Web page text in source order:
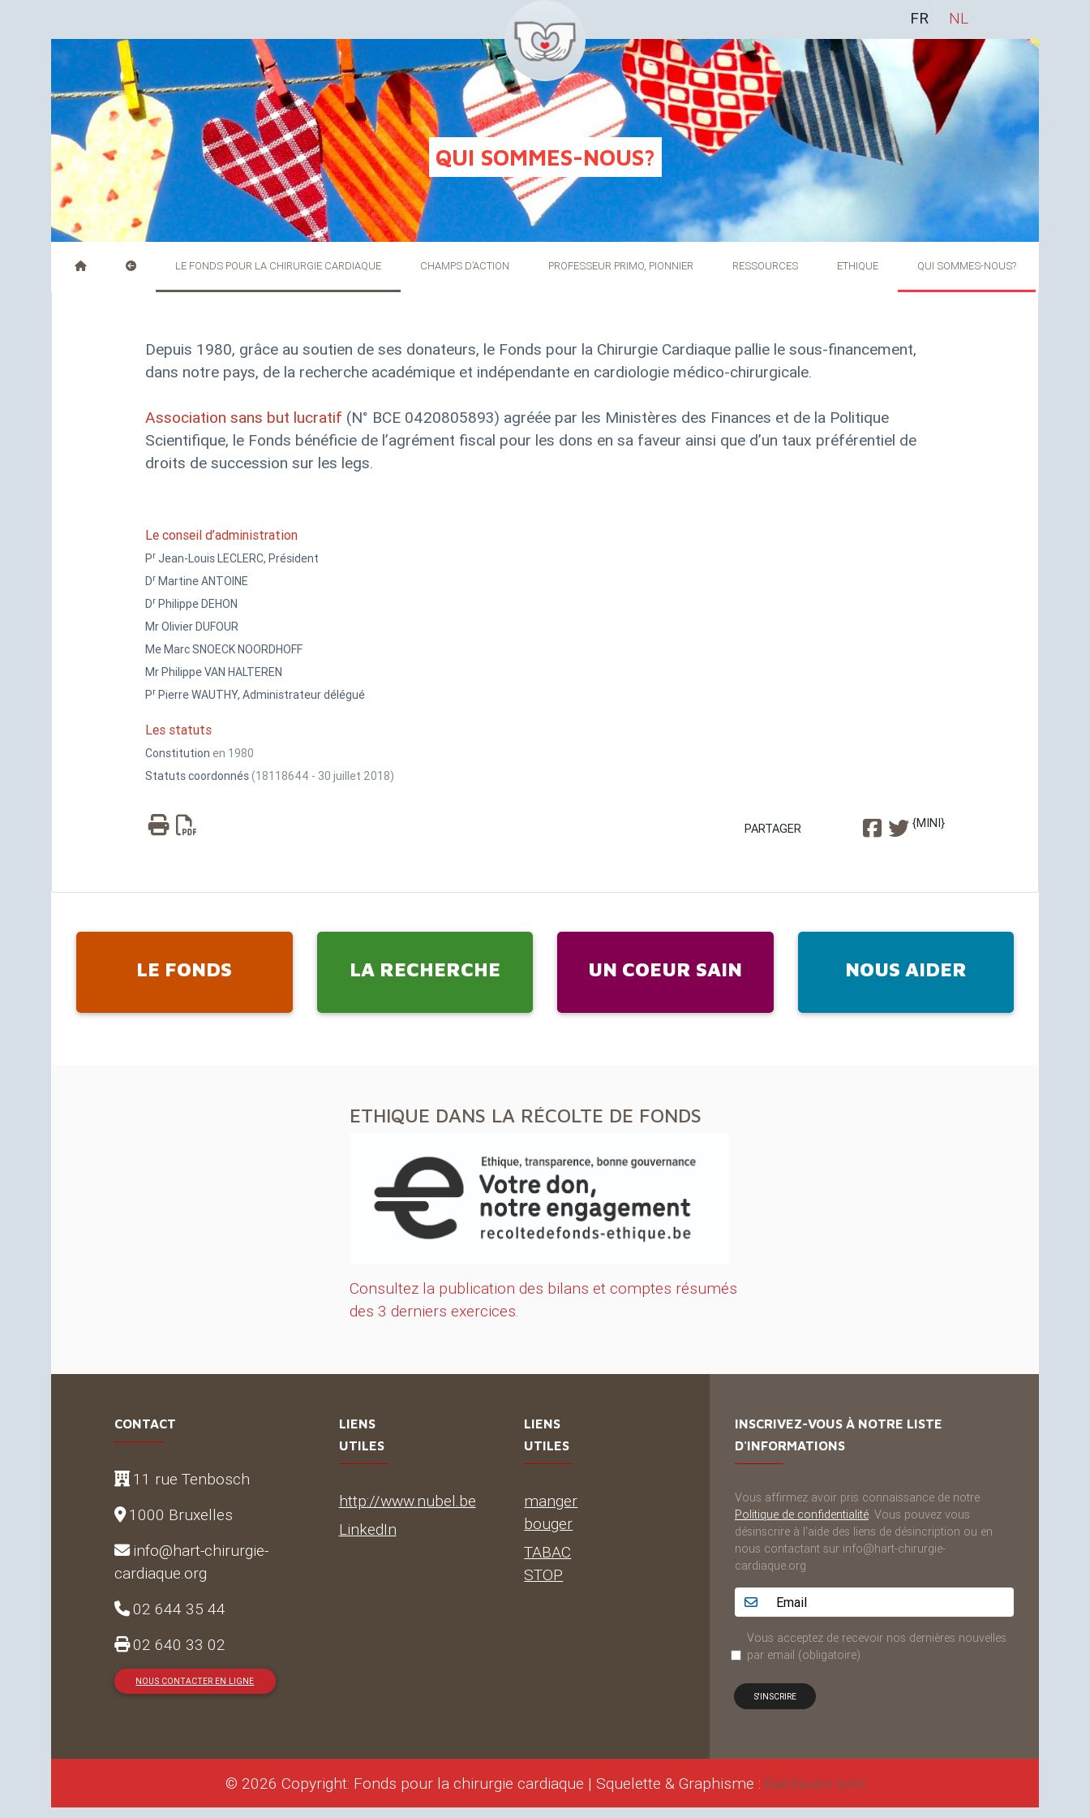
FR NL
QUI SOMMES-NOUS?
LE FONDS POUR LA CHIRURGIE CARDIAQUE CHAMPS D’ACTION PROFESSEUR PRIMO, PIONNIER RESSOURCES ETHIQUE QUI SOMMES-NOUS?
Depuis 1980, grâce au soutien de ses donateurs, le Fonds pour la Chirurgie Cardiaque pallie le sous-financement,
dans notre pays, de la recherche académique et indépendante en cardiologie médico-chirurgicale.
Association sans but lucratif (N° BCE0420805893) agréée par les Ministères des Finances et de la Politique
Scientifique, le Fonds bénéficie de l’agrément fiscal pour les dons en sa faveur ainsi que d’un taux préférentiel de
droits de succession sur les legs.
Le conseil d’administration
PrJean-LouisLECLERC, Président
DrMartineANTOINE
DrPhilippeDEHON
MrOlivierDUFOUR
MeMarcSNOECKNOORDHOFF
Mr PhilippeVAN HALTEREN
PrPierreWAUTHY, Administrateur délégué
Les statuts
Constitution en 1980
Statuts coordonnés(18118644 - 30 juillet 2018)
PARTAGER {MINI}
LE FONDS LA RECHERCHE UN COEUR SAIN NOUS AIDER
ETHIQUE DANS LA RÉCOLTE DE FONDS
Consultez la publication des bilans et comptes résumés
des 3 derniers exercices.
CONTACT
11 rue Tenbosch
1000 Bruxelles
info@hart-chirurgie-
cardiaque.org
02 644 35 44
02 640 33 02
NOUS CONTACTER EN LIGNE
LIENS
UTILES
http://www.nubel.be
LinkedIn
LIENS
UTILES
manger
bouger
TABAC
STOP
INSCRIVEZ-VOUS À NOTRE LISTE
D'INFORMATIONS
Vous affirmez avoir pris connaissance de notre
Politique de confidentialité. Vous pouvez vous
désinscrire à l'aide des liens de désincription ou en
nous contactant sur info@hart-chirurgie-
cardiaque.org
Adresse email...
Vous acceptez de recevoir nos dernières nouvelles
par email (obligatoire)
© 2026 Copyright: Fonds pour la chirurgie cardiaque | Squelette & Graphisme : Banlieues asbl